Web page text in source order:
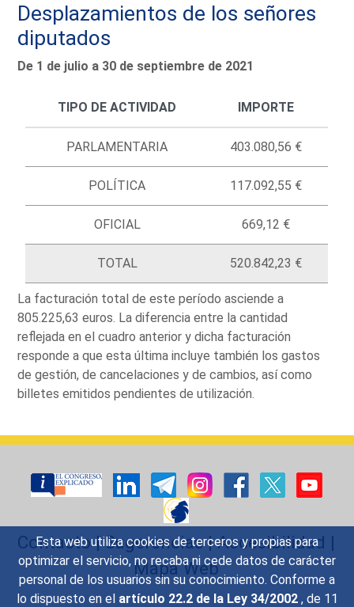
Esta web utiliza cookies de terceros y propias para
optimizar el servicio, no recaba ni cede datos de carácter
personal de los usuarios sin su conocimiento. Conforme a
lo dispuesto en el artículo 22.2 de la Ley 34/2002 , de 11
Desplazamientos de los señores
diputados
De 1 de julio a 30 de septiembre de 2021
TIPO DE ACTIVIDAD IMPORTE
PARLAMENTARIA 403.080,56 €
POLÍTICA 117.092,55 €
OFICIAL 669,12 €
TOTAL 520.842,23 €
La facturación total de este período asciende a
805.225,63 euros. La diferencia entre la cantidad
reflejada en el cuadro anterior y dicha facturación
responde a que esta última incluye también los gastos
de gestión, de cancelaciones y de cambios, así como
billetes emitidos pendientes de utilización.
Contacto|Sugerencias|Accesibilidad |
Mapa Web